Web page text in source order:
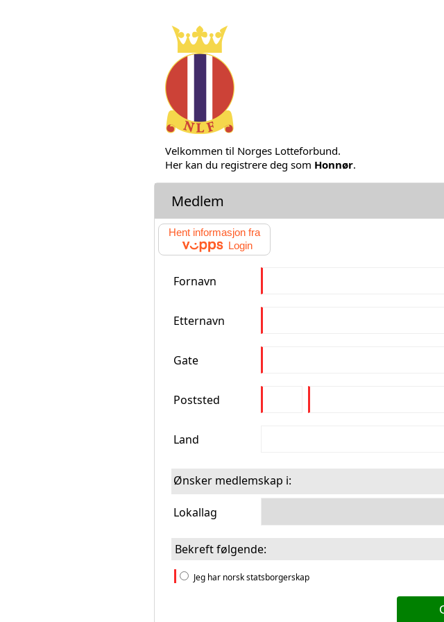
Velkommen til Norges Lotteforbund.
Her kan du registrere deg som Honnør.
Medlem
Hent informasjon fra
Login
Fornavn
Etternavn
Gate
Poststed
Land
Ønsker medlemskap i:
Lokallag
Bekreft følgende:
Jeg har norsk statsborgerskap